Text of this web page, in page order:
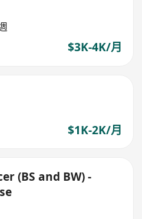
$3K-4K/月
$1K-2K/月
(BS and BW) -